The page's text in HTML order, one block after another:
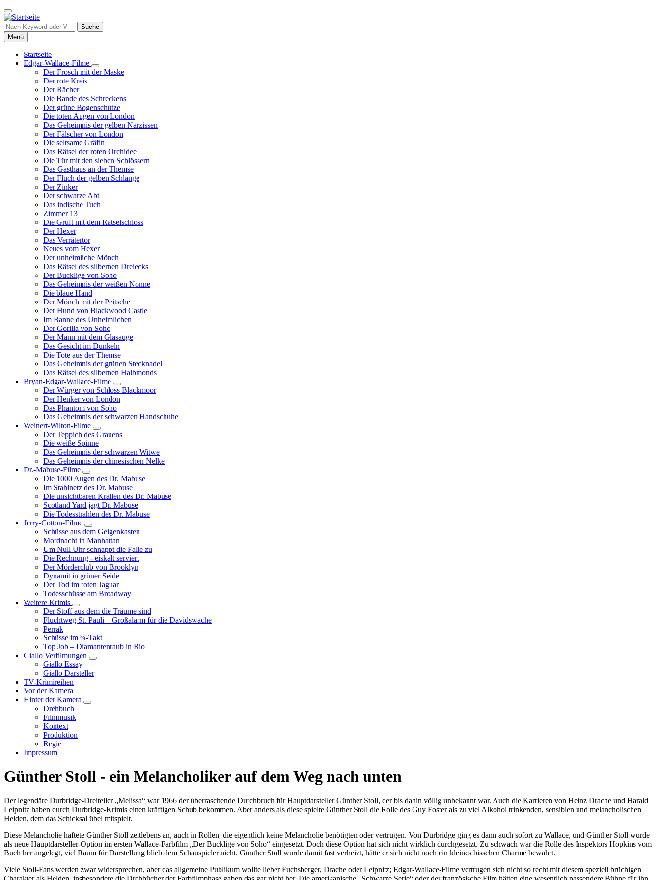
Direkt
zum
Inhalt
Suche
Menü
Hauptnavigation
Startseite
Edgar-Wallace-Filme
Unternavigation
von
Filme
Der Frosch mit der Maske
Der rote Kreis
Der Rächer
Die Bande des Schreckens
Der grüne Bogenschütze
Die toten Augen von London
Das Geheimnis der gelben Narzissen
Der Fälscher von London
Die seltsame Gräfin
Das Rätsel der roten Orchidee
Die Tür mit den sieben Schlössern
Das Gasthaus an der Themse
Der Fluch der gelben Schlange
Der Zinker
Der schwarze Abt
Das indische Tuch
Zimmer 13
Die Gruft mit dem Rätselschloss
Der Hexer
Das Verrätertor
Neues vom Hexer
Der unheimliche Mönch
Das Rätsel des silbernen Dreiecks
Der Bucklige von Soho
Das Geheimnis der weißen Nonne
Die blaue Hand
Der Mönch mit der Peitsche
Der Hund von Blackwood Castle
Im Banne des Unheimlichen
Der Gorilla von Soho
Der Mann mit dem Glasauge
Das Gesicht im Dunkeln
Die Tote aus der Themse
Das Geheimnis der grünen Stecknadel
Das Rätsel des silbernen Halbmonds
Bryan-Edgar-Wallace-Filme
Unternavigation
von
Bryan-
Wallace-
Der Würger von Schloss Blackmoor
Der Henker von London
Das Phantom von Soho
Das Geheimnis der schwarzen Handschuhe
Weinert-Wilton-Filme
Unternavigation
von
Weinert-
Wilton-
Filme
Der Teppich des Grauens
Die weiße Spinne
Das Geheimnis der schwarzen Witwe
Das Geheimnis der chinesischen Nelke
Dr.-Mabuse-Filme
Unternavigation
von
Dr.-
Mabuse-
Filme
Die 1000 Augen des Dr. Mabuse
Im Stahlnetz des Dr. Mabuse
Die unsichtbaren Krallen des Dr. Mabuse
Scotland Yard jagt Dr. Mabuse
Die Todesstrahlen des Dr. Mabuse
Jerry-Cotton-Filme
Unternavigation
von
Jerry-
Cotton-
Filme
Schüsse aus dem Geigenkasten
Mordnacht in Manhattan
Um Null Uhr schnappt die Falle zu
Die Rechnung - eiskalt serviert
Der Mörderclub von Brooklyn
Dynamit in grüner Seide
Der Tod im roten Jaguar
Todesschüsse am Broadway
Weitere Krimis
Unternavigation
von
Weitere
Der Stoff aus dem die Träume sind
Fluchtweg St. Pauli – Großalarm für die Davidswache
Perrak
Schüsse im ¾-Takt
Top Job – Diamantenraub in Rio
Giallo Verfilmungen
Unternavigation
Giallo
Giallo Essay
Giallo Darsteller
TV-Krimireihen
Vor der Kamera
Hinter der Kamera
Unternavigation
Drehbuch
Filmmusik
Kontext
Produktion
Regie
Impressum
Günther Stoll - ein Melancholiker auf dem Weg nach unten
Der legendäre Durbridge-Dreiteiler „Melissa“ war 1966 der überraschende Durchbruch für Hauptdarsteller Günther Stoll, der bis dahin völlig unbekannt war. Auch die Karrieren von Heinz Drache und Harald
Leipnitz haben durch Durbridge-Krimis einen kräftigen Schub bekommen. Aber anders als diese spielte Günther Stoll die Rolle des Guy Foster als zu viel Alkohol trinkenden, sensiblen und melancholischen
Helden, dem das Schicksal übel mitspielt.
Diese Melancholie haftete Günther Stoll zeitlebens an, auch in Rollen, die eigentlich keine Melancholie benötigten oder vertrugen. Von Durbridge ging es dann auch sofort zu Wallace, und Günther Stoll wurde
als neue Hauptdarsteller-Option im ersten Wallace-Farbfilm „Der Bucklige von Soho“ eingesetzt. Doch diese Option hat sich nicht wirklich durchgesetzt. Zu schwach war die Rolle des Inspektors Hopkins vom
Buch her angelegt, viel Raum für Darstellung blieb dem Schauspieler nicht. Günther Stoll wurde damit fast verheizt, hätte er sich nicht noch ein kleines bisschen Charme bewahrt.
Viele Stoll-Fans werden zwar widersprechen, aber das allgemeine Publikum wollte lieber Fuchsberger, Drache oder Leipnitz; Edgar-Wallace-Filme vertrugen sich nicht so recht mit diesem speziell brüchigen
Charakter als Helden, insbesondere die Drehbücher der Farbfilmphase gaben das gar nicht her. Die amerikanische „Schwarze Serie“ oder der französische Film hätten eine wesentlich passendere Bühne für ihn